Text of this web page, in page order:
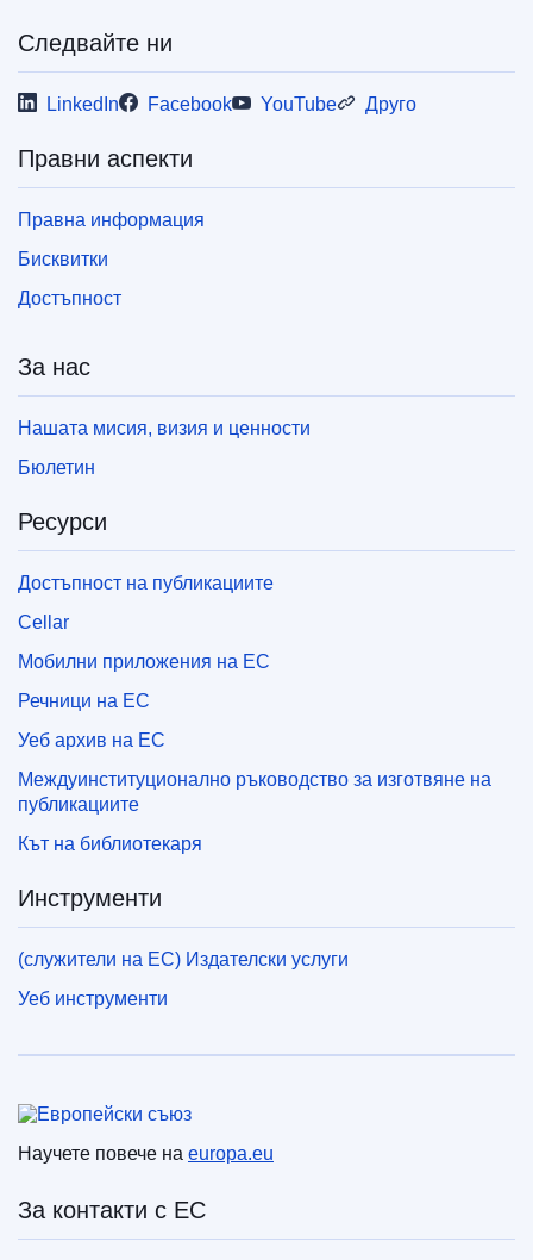
Следвайте ни
LinkedIn Facebook YouTube Друго
Правни аспекти
Правна информация
Бисквитки
Достъпност
За нас
Нашата мисия, визия и ценности
Бюлетин
Ресурси
Достъпност на публикациите
Cellar
Мобилни приложения на ЕС
Речници на ЕС
Уеб архив на ЕС
Междуинституционално ръководство за изготвяне на
публикациите
Кът на библиотекаря
Инструменти
(служители на ЕС) Издателски услуги
Уеб инструменти
Европейски съюз
Научете повече на europa.eu
За контакти с ЕС